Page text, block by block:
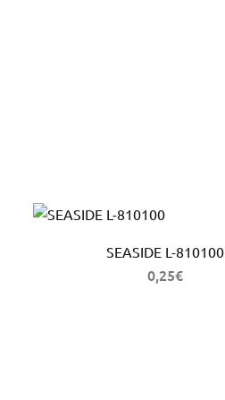
SEASIDE L-810100
0,25€